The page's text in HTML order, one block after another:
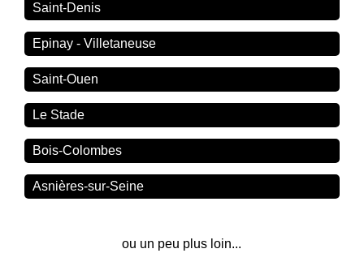
Saint-Denis
Epinay - Villetaneuse
Saint-Ouen
Le Stade
Bois-Colombes
Asnières-sur-Seine
ou un peu plus loin...